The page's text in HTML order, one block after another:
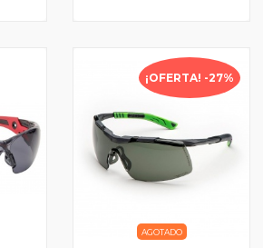
¡OFERTA! -27%
AGOTADO